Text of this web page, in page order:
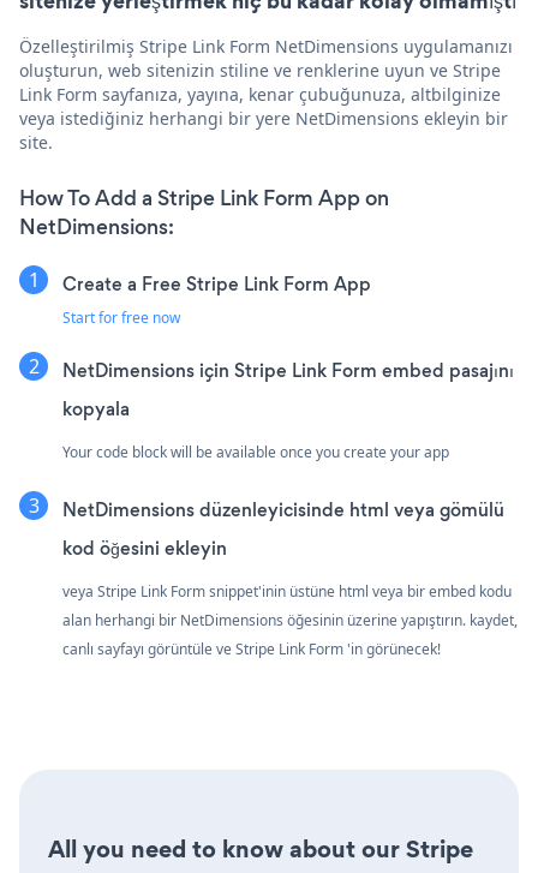
Özelleştirilmiş Stripe Link Form NetDimensions uygulamanızı
oluşturun, web sitenizin stiline ve renklerine uyun ve Stripe
Link Form sayfanıza, yayına, kenar çubuğunuza, altbilginize
veya istediğiniz herhangi bir yere NetDimensions ekleyin bir
site.
How To Add a Stripe Link Form App on
NetDimensions:
Create a Free Stripe Link Form App
Start for free now
NetDimensions için Stripe Link Form embed pasajını
kopyala
Your code block will be available once you create your app
NetDimensions düzenleyicisinde html veya gömülü
kod öğesini ekleyin
veya Stripe Link Form snippet'inin üstüne html veya bir embed kodu
alan herhangi bir NetDimensions öğesinin üzerine yapıştırın. kaydet,
canlı sayfayı görüntüle ve Stripe Link Form 'in görünecek!
All you need to know about our Stripe